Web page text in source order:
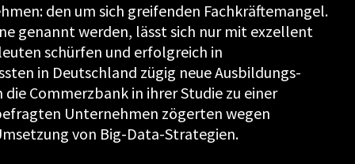
den um sich greifenden Fachkräftemangel.
genannt werden, lässt sich nur mit exzellent
schürfen und erfolgreich in
in Deutschland zügig neue Ausbildungs-
Commerzbank in ihrer Studie zu einer
Unternehmen zögerten wegen
von Big-Data-Strategien.